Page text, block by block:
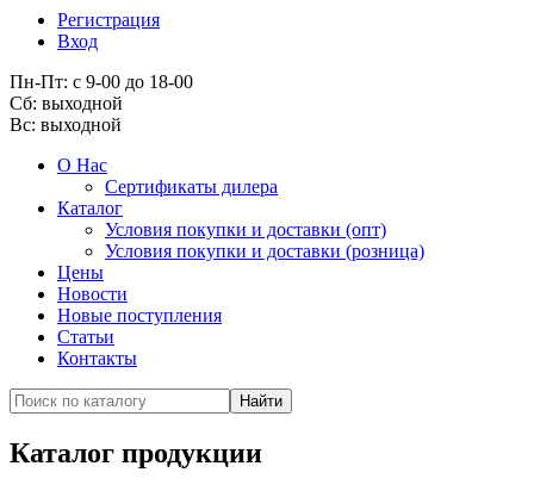
Регистрация
Вход
Пн-Пт: с 9-00 до 18-00
Cб: выходной
Вс: выходной
О Нас
Сертификаты дилера
Каталог
Условия покупки и доставки (опт)
Условия покупки и доставки (розница)
Цены
Новости
Новые поступления
Статьи
Контакты
Каталог продукции